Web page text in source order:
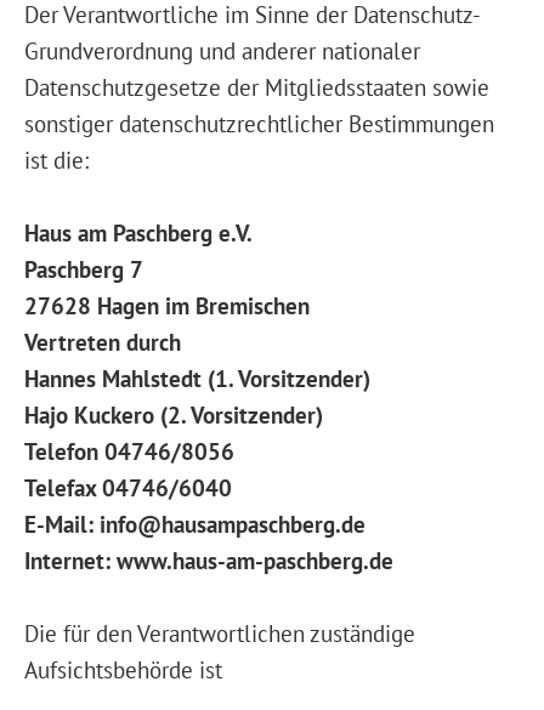
Der Verantwortliche im Sinne der Datenschutz-
Grundverordnung und anderer nationaler
Datenschutzgesetze der Mitgliedsstaaten sowie
sonstiger datenschutzrechtlicher Bestimmungen
ist die:
Haus am Paschberg e.V.
Paschberg 7
27628 Hagen im Bremischen
Vertreten durch
Hannes Mahlstedt (1. Vorsitzender)
Hajo Kuckero (2. Vorsitzender)
Telefon 04746/8056
Telefax 04746/6040
E-Mail: info@hausampaschberg.de
Internet: www.haus-am-paschberg.de
Die für den Verantwortlichen zuständige
Aufsichtsbehörde ist